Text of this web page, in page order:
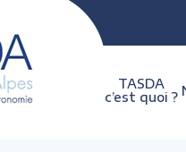
TASDA
c’est quoi ?